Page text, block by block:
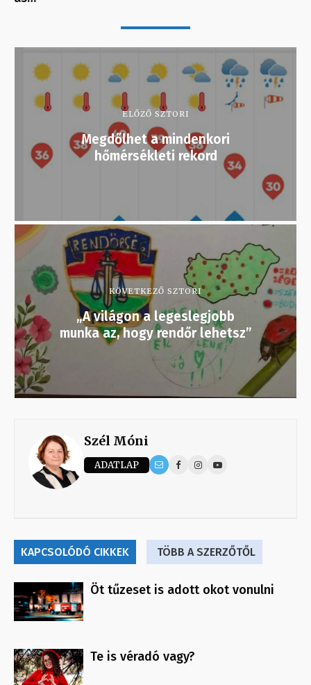
ELŐZŐ SZTORI
Megdőlhet a mindenkori
hőmérsékleti rekord
KÖVETKEZŐ SZTORI
„A világon a legeslegjobb
munka az, hogy rendőr lehetsz”
Szél Móni
ADATLAP
KAPCSOLÓDÓ CIKKEK TÖBB A SZERZŐTŐL
Öt tűzeset is adott okot vonulni
Te is véradó vagy?